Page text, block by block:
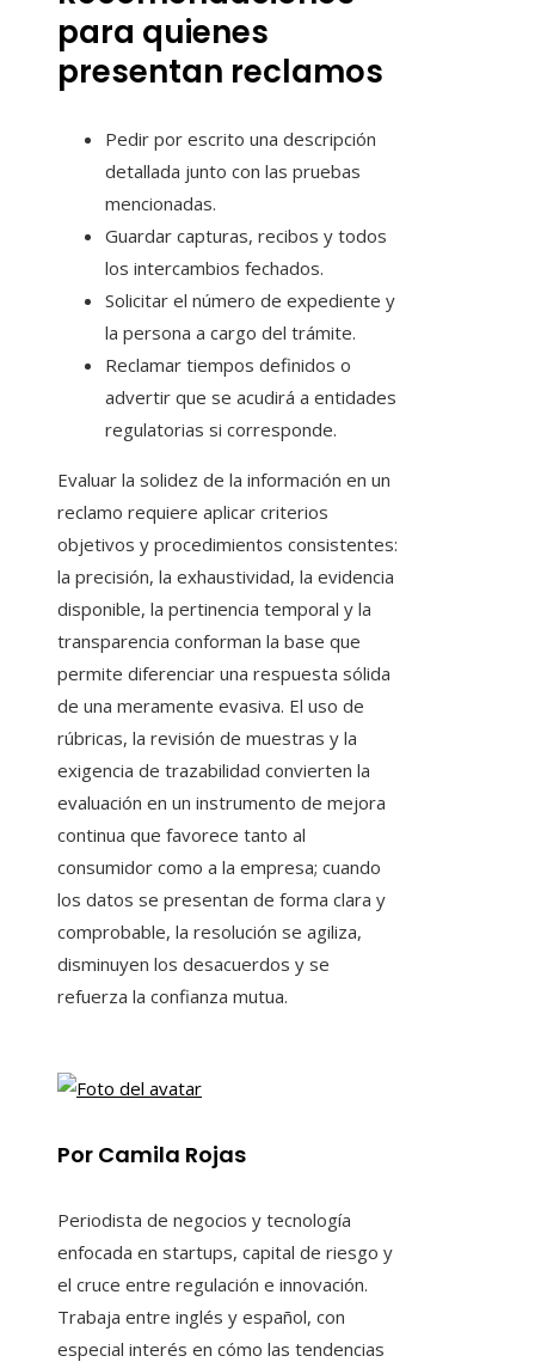
para quienes
presentan reclamos
Pedir por escrito una descripción
detallada junto con las pruebas
mencionadas.
Guardar capturas, recibos y todos
los intercambios fechados.
Solicitar el número de expediente y
la persona a cargo del trámite.
Reclamar tiempos definidos o
advertir que se acudirá a entidades
regulatorias si corresponde.
Evaluar la solidez de la información en un
reclamo requiere aplicar criterios
objetivos y procedimientos consistentes:
la precisión, la exhaustividad, la evidencia
disponible, la pertinencia temporal y la
transparencia conforman la base que
permite diferenciar una respuesta sólida
de una meramente evasiva. El uso de
rúbricas, la revisión de muestras y la
exigencia de trazabilidad convierten la
evaluación en un instrumento de mejora
continua que favorece tanto al
consumidor como a la empresa; cuando
los datos se presentan de forma clara y
comprobable, la resolución se agiliza,
disminuyen los desacuerdos y se
refuerza la confianza mutua.
Por Camila Rojas
Periodista de negocios y tecnología
enfocada en startups, capital de riesgo y
el cruce entre regulación e innovación.
Trabaja entre inglés y español, con
especial interés en cómo las tendencias